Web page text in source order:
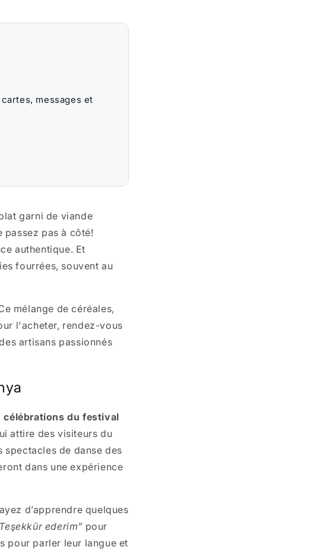
messages et
garni de viande
passez pas à côté!
authentique. Et
fourrées, souvent au
mélange de céréales,
l'acheter, rendez-vous
artisans passionnés
célébrations du festival
attire des visiteurs du
de danse des
dans une expérience
d’apprendre quelques
ederim” pour
pour parler leur langue et